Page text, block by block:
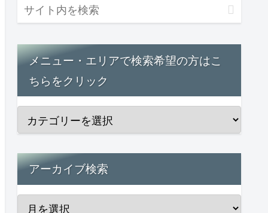
メニュー・エリアで検索希望の方はこ
ちらをクリック
アーカイブ検索